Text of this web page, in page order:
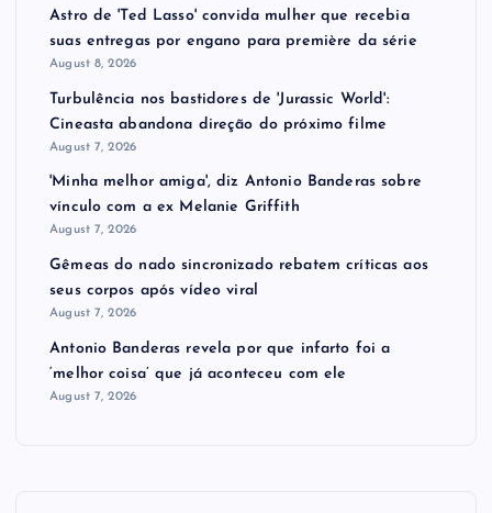
Astro de 'Ted Lasso' convida mulher que recebia
suas entregas por engano para première da série
August 8, 2026
Turbulência nos bastidores de 'Jurassic World':
Cineasta abandona direção do próximo filme
August 7, 2026
'Minha melhor amiga', diz Antonio Banderas sobre
vínculo com a ex Melanie Griffith
August 7, 2026
Gêmeas do nado sincronizado rebatem críticas ​a​os
seus corpos após vídeo viral
August 7, 2026
Antonio Banderas revela por que infarto foi a
‘melhor coisa’ que já aconteceu com ele
August 7, 2026